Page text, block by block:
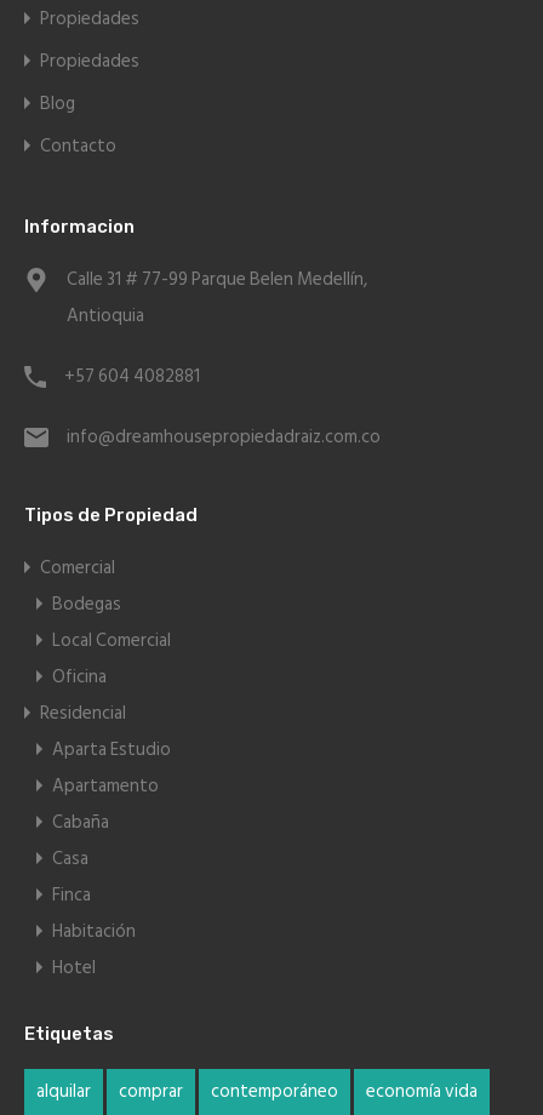
Propiedades
Propiedades
Blog
Contacto
Informacion
Calle 31 # 77-99 Parque Belen Medellín,
Antioquia
+57 604 4082881
info@dreamhousepropiedadraiz.com.co
Tipos de Propiedad
Comercial
Bodegas
Local Comercial
Oficina
Residencial
Aparta Estudio
Apartamento
Cabaña
Casa
Finca
Habitación
Hotel
Etiquetas
alquilar comprar contemporáneo economía vida